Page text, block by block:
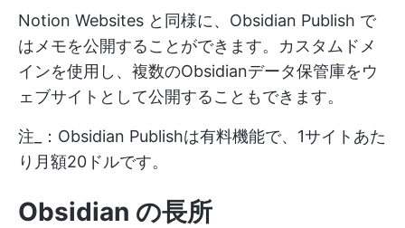
Notion Websites と同様に、Obsidian Publish で
はメモを公開することができます。カスタムドメ
インを使用し、複数のObsidianデータ保管庫をウ
ェブサイトとして公開することもできます。
注_：Obsidian Publishは有料機能で、1サイトあた
り月額20ドルです。
Obsidian の長所